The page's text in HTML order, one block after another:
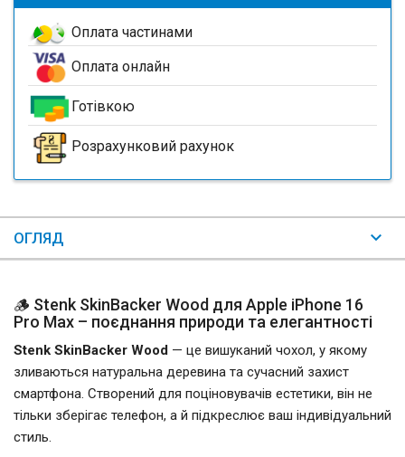
Оплата частинами
Оплата онлайн
Готівкою
Розрахунковий рахунок
ОГЛЯД
🪵 Stenk SkinBacker Wood для Apple iPhone 16
Pro Max – поєднання природи та елегантності
Stenk SkinBacker Wood — це вишуканий чохол, у якому
зливаються натуральна деревина та сучасний захист
смартфона. Створений для поціновувачів естетики, він не
тільки зберігає телефон, а й підкреслює ваш індивідуальний
стиль.